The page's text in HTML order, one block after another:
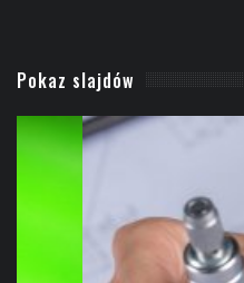
Pokaz slajdów